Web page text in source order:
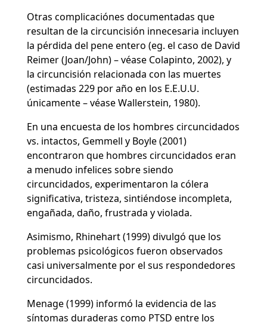
Otras complicaciónes documentadas que
resultan de la circuncisión innecesaria incluyen
la pérdida del pene entero (eg. el caso de David
Reimer (Joan/John) – véase Colapinto, 2002), y
la circuncisión relacionada con las muertes
(estimadas 229 por año en los E.E.U.U.
únicamente – véase Wallerstein, 1980).
En una encuesta de los hombres circuncidados
vs. intactos, Gemmell y Boyle (2001)
encontraron que hombres circuncidados eran
a menudo infelices sobre siendo
circuncidados, experimentaron la cólera
significativa, tristeza, sintiéndose incompleta,
engañada, daño, frustrada y violada.
Asimismo, Rhinehart (1999) divulgó que los
problemas psicológicos fueron observados
casi universalmente por el sus respondedores
circuncidados.
Menage (1999) informó la evidencia de las
síntomas duraderas como PTSD entre los